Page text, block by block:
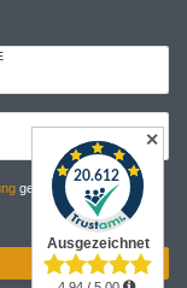
gelesen habe. Meine
✕